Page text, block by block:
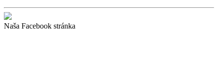
Naša Facebook stránka